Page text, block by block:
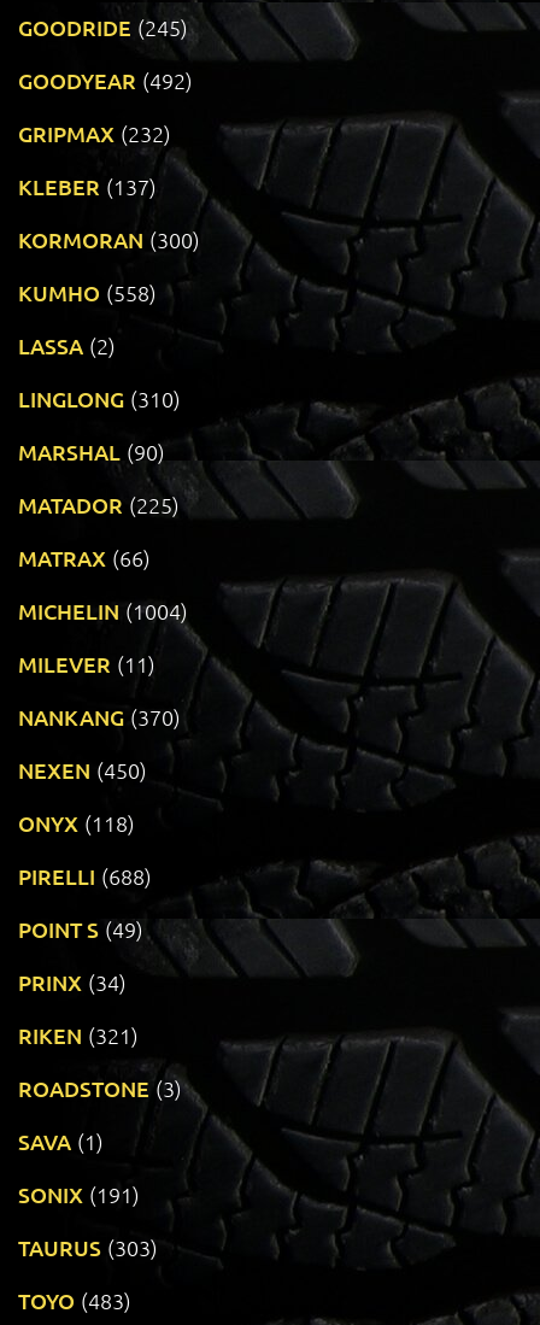
GOODRIDE (245)
GOODYEAR (492)
GRIPMAX (232)
KLEBER (137)
KORMORAN (300)
KUMHO (558)
LASSA (2)
LINGLONG (310)
MARSHAL (90)
MATADOR (225)
MATRAX (66)
MICHELIN (1004)
MILEVER (11)
NANKANG (370)
NEXEN (450)
ONYX (118)
PIRELLI (688)
POINT S (49)
PRINX (34)
RIKEN (321)
ROADSTONE (3)
SAVA (1)
SONIX (191)
TAURUS (303)
TOYO (483)